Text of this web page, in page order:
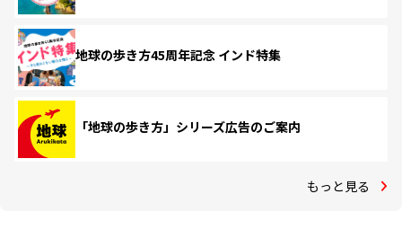
地球の歩き方45周年記念 インド特集
「地球の歩き方」シリーズ広告のご案内
もっと見る